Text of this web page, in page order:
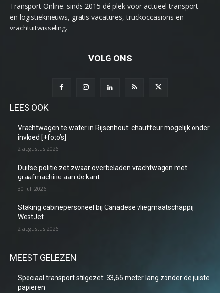
Transport Online: sinds 2015 dé plek voor actueel transport-
en logistieknieuws, gratis vacatures, truckoccasions en
vrachtuitwisseling.
VOLG ONS
LEES OOK
Vrachtwagen te water in Rijsenhout: chauffeur mogelijk onder
invloed [+foto’s]
2 augustus 2026
Duitse politie zet zwaar overbeladen vrachtwagen met
graafmachine aan de kant
30 juli 2026
Staking cabinepersoneel bij Canadese vliegmaatschappij
WestJet
2 augustus 2026
MEEST GELEZEN
Speciaal transport stilgezet: 33,65 meter lang zonder de juiste
papieren